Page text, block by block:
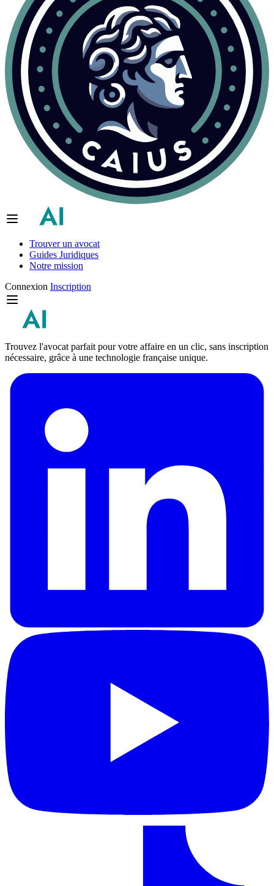
Trouver un avocat
Guides Juridiques
Notre mission
Connexion Inscription
Trouvez l'avocat parfait pour votre affaire en un clic, sans inscription
nécessaire, grâce à une technologie française unique.